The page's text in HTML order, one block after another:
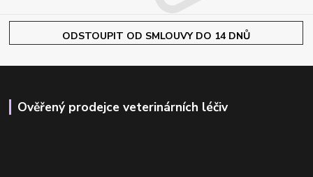
ODSTOUPIT OD SMLOUVY DO 14 DNŮ
Ověřený prodejce veterinárních léčiv